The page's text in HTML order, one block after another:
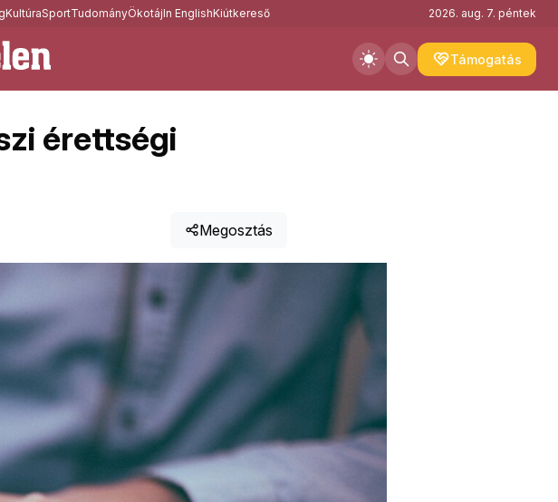
KultúraSportTudományÖkotájIn EnglishKiútkereső 2026. aug. 7. péntek
Támogatás
érettségi
Megosztás